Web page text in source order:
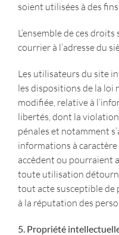
soient utilisées à des
L’ensemble de ces
courrier à l’adresse du
Les utilisateurs du site
les dispositions de la loi
modifiée, relative à
libertés, dont la
pénales et notamment
informations à
accèdent ou pourraient
toute utilisation
tout acte susceptible de
à la réputation des
5. Propriété